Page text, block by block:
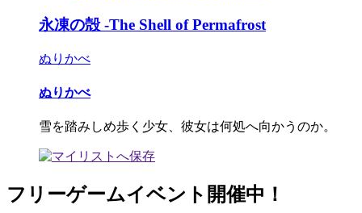
永凍の殻 -The Shell of Permafrost
ぬりかべ
ぬりかべ
雪を踏みしめ歩く少女、彼女は何処へ向かうのか。
フリーゲームイベント開催中！